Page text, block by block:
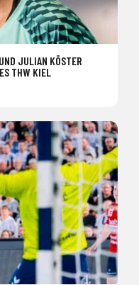
JULIAN KÖSTER
THW KIEL